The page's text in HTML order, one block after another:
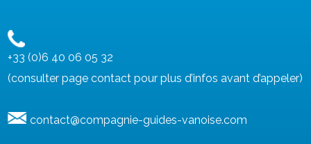
+33 (0)6 40 06 05 32
(consulter page contact pour plus d’infos avant d’appeler)
contact@compagnie-guides-vanoise.com